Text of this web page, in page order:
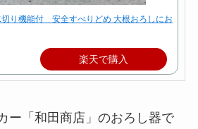
り機能付 安全すべりどめ 大根おろしにお
楽天で購入
ー「和田商店」のおろし器で